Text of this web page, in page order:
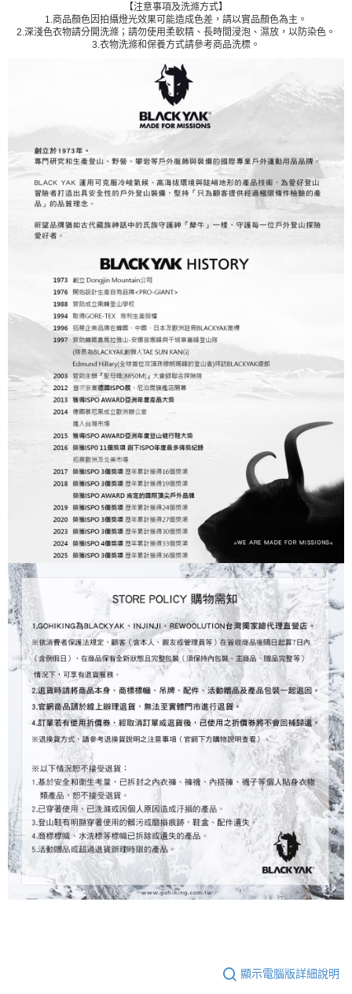
【注意事項及洗滌方式】
1.商品顏色因拍攝燈光效果可能造成色差，請以實品顏色為主。
2.深淺色衣物請分開洗滌；請勿使用柔軟精、長時間浸泡、濕放，以防染色。
3.衣物洗滌和保養方式請參考商品洗標。
顯示電腦版詳細說明